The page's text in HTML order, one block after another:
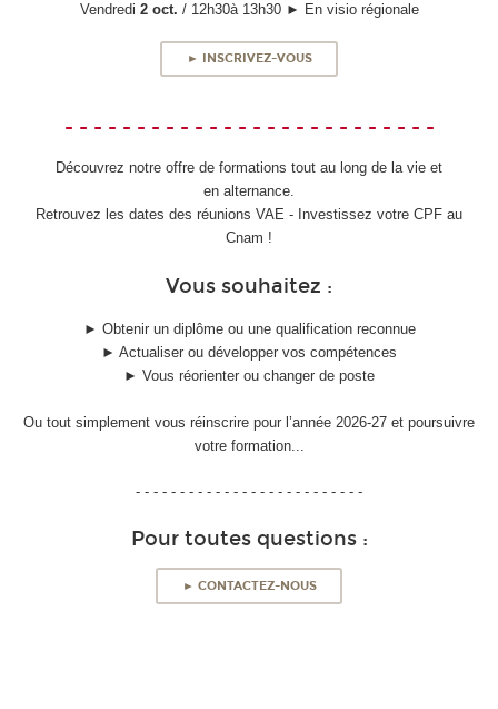
Vendredi 2 oct. / 12h30à 13h30 ► En visio régionale
► INSCRIVEZ-VOUS
- - - - - - - - - - - - - - - - - - - - - - - - - -
Découvrez notre offre de formations tout au long de la vie et
en alternance.
Retrouvez les dates des réunions VAE - Investissez votre CPF au
Cnam !
Vous souhaitez :
► Obtenir un diplôme ou une qualification reconnue
► Actualiser ou développer vos compétences
► Vous réorienter ou changer de poste
Ou tout simplement vous réinscrire pour l’année 2026-27 et poursuivre
votre formation...
- - - - - - - - - - - - - - - - - - - - - - - - - -
Pour toutes questions :
► CONTACTEZ-NOUS